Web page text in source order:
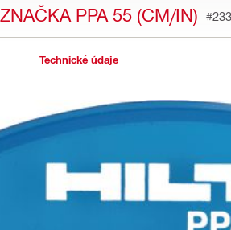
PPA 55 (CM/IN)
Technické údaje